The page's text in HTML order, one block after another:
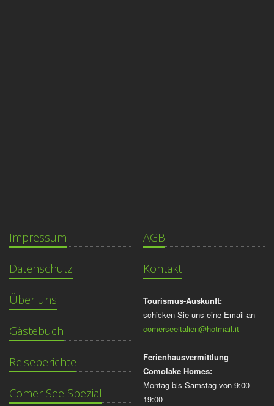
Impressum
Datenschutz
Über uns
Gästebuch
Reiseberichte
Comer See Spezial
AGB
Kontakt
Tourismus-Auskunft:
schicken Sie uns eine Email an
comerseeitalien@hotmail.it
Ferienhausvermittlung
Comolake Homes:
Montag bis Samstag von 9:00 -
19:00